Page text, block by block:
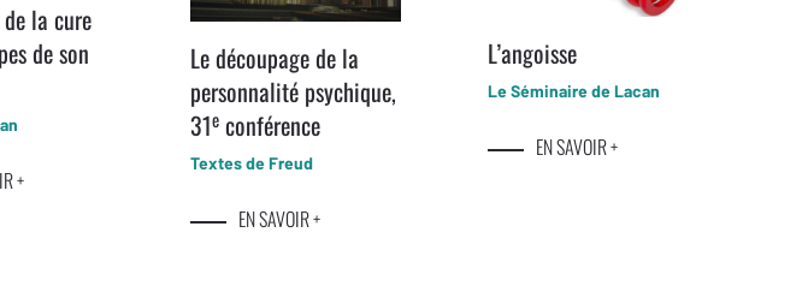
la cure
de son
+
Le découpage de la
personnalité psychique,
31e conférence
Textes de Freud
EN SAVOIR +
L’angoisse
Le Séminaire de Lacan
EN SAVOIR +